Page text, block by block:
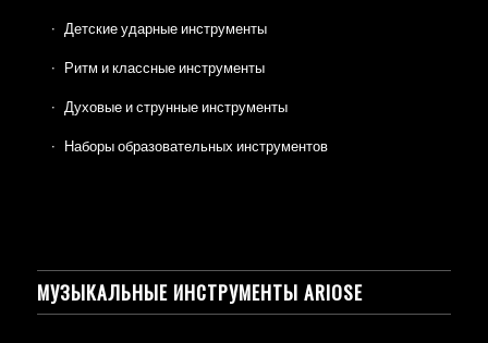
Детские ударные инструменты
Ритм и классные инструменты
Духовые и струнные инструменты
Наборы образовательных инструментов
МУЗЫКАЛЬНЫЕ ИНСТРУМЕНТЫ ARIOSE